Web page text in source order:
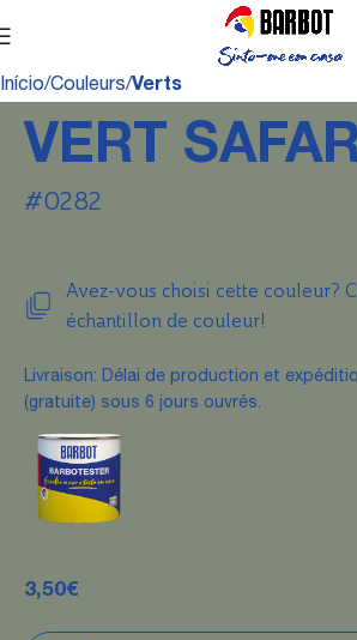
Início Couleurs Verts
VERT
#0282
Avez-vous choisi cette couleur?
échantillon de couleur!
Livraison: Délai de production et
(gratuite) sous 6 jours ouvrés.
3,50€